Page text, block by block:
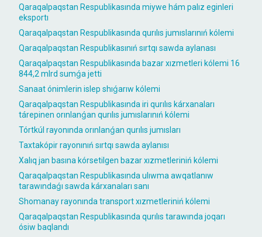
Qaraqalpaqstan Respublikasında miywe hám palız eginleri
eksportı
Qaraqalpaqstan Respublikasında qurılıs jumıslarınıń kólemi
Qaraqalpaqstan Respublikasınıń sırtqı sawda aylanası
Qaraqalpaqstan Respublikasında bazar xızmetleri kólemi 16
844,2 mlrd sumǵa jetti
Sanaat ónimlerin islep shıǵarıw kólemi
Qaraqalpaqstan Respublikasında iri qurılıs kárxanaları
tárepinen orınlanǵan qurılıs jumıslarınıń kólemi
Tórtkúl rayonında orınlanǵan qurılıs jumısları
Taxtakópir rayonınıń sırtqı sawda aylanısı
Xalıq jan basına kórsetilgen bazar xızmetleriniń kólemi
Qaraqalpaqstan Respublikasında ulıwma awqatlanıw
tarawındaǵı sawda kárxanaları sanı
Shomanay rayonında transport xızmetleriniń kólemi
Qaraqalpaqstan Respublikasında qurılıs tarawında joqarı
ósiw baqlandı